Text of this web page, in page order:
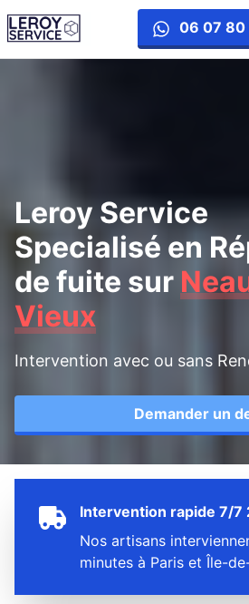
06 07 80
reparation-fuite
Leroy Service
Specialisé en
de fuite sur
Vieux
Intervention avec ou sans
Demander un
Intervention rapide 7/7
Nos artisans
minutes à Paris et Île-